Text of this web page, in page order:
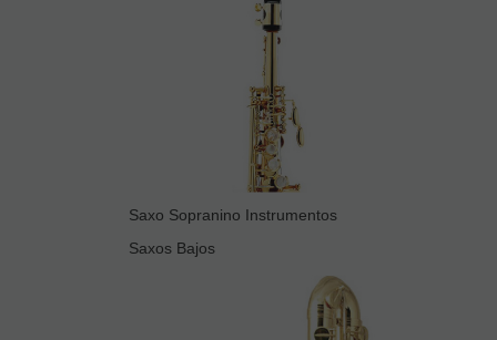
Saxo Sopranino Instrumentos
Saxos Bajos